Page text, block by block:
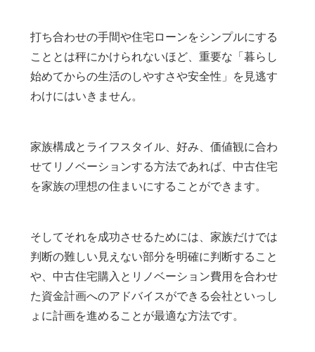
打ち合わせの手間や住宅ローンをシンプルにする
こととは秤にかけられないほど、重要な「暮らし
始めてからの生活のしやすさや安全性」を見逃す
わけにはいきません。
家族構成とライフスタイル、好み、価値観に合わ
せてリノベーションする方法であれば、中古住宅
を家族の理想の住まいにすることができます。
そしてそれを成功させるためには、家族だけでは
判断の難しい見えない部分を明確に判断すること
や、中古住宅購入とリノベーション費用を合わせ
た資金計画へのアドバイスができる会社といっし
ょに計画を進めることが最適な方法です。